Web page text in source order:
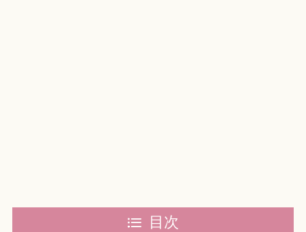
目次